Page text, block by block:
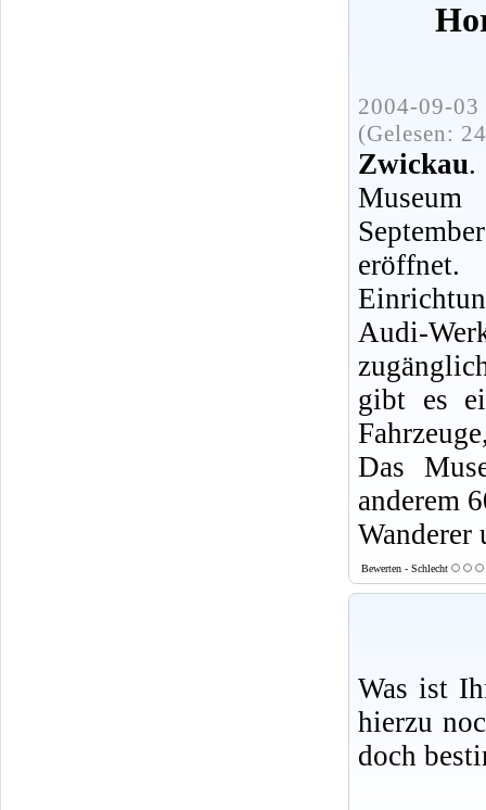
2004-09-
(Gelesen:
Zwickau.
Audi-
gibt es
Das
anderem
Bewerten - Schlecht
Was ist
hierzu
doch